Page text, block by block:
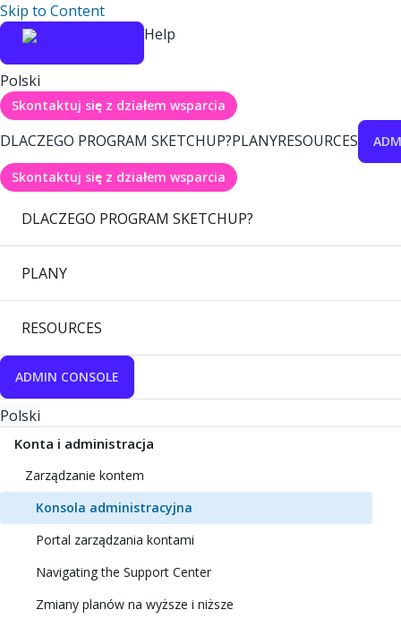
Skip to Content
Help
Polski
Skontaktuj się z działem wsparcia
DLACZEGO PROGRAM SKETCHUP?PLANYRESOURCES
Skontaktuj się z działem wsparcia
DLACZEGO PROGRAM SKETCHUP?
PLANY
RESOURCES
ADMIN CONSOLE
Polski
Konta i administracja
Zarządzanie kontem
Konsola administracyjna
Portal zarządzania kontami
Navigating the Support Center
Zmiany planów na wyższe i niższe